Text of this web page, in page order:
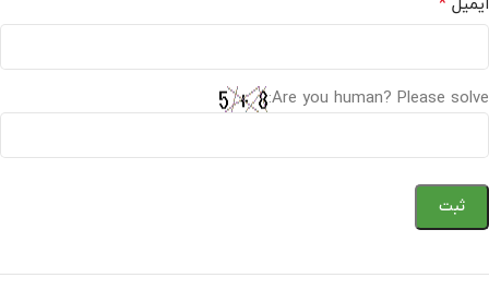
ایمیل
Are you human? Please solve: